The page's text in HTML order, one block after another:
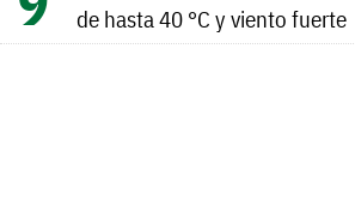
de hasta 40 °C y viento fuerte